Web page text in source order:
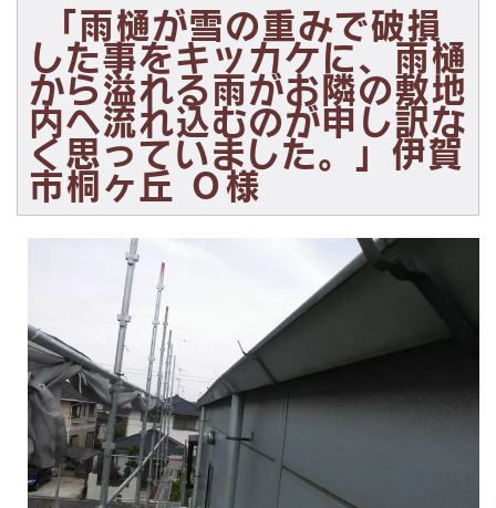
「雨樋が雪の重みで破損
した事をキッカケに、雨樋
から溢れる雨がお隣の敷地
内へ流れ込むのが申し訳な
く思っていました。」伊賀
市桐ヶ丘 Ｏ様